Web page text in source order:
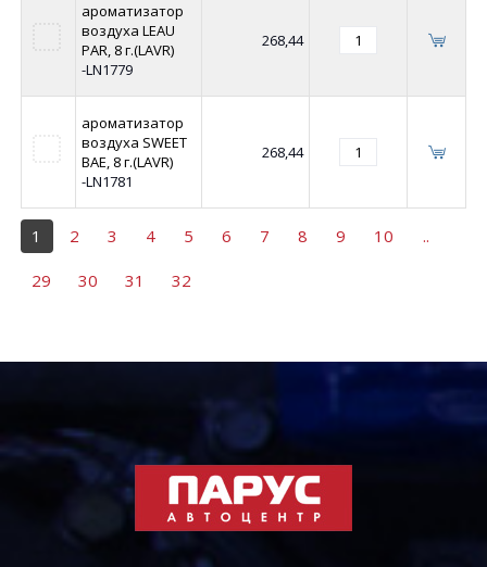
ароматизатор
воздуха LEAU
PAR, 8 г.(LAVR)
-LN1779
268,44
ароматизатор
воздуха SWEET
BAE, 8 г.(LAVR)
-LN1781
268,44
1 2 3 4 5 6 7 8 9 10 ..
29 30 31 32